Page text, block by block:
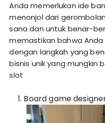
Anda memerlukan ide
menonjol dari
sana dan untuk benar-
memastikan bahwa
dengan langkah yang
bisnis unik yang mungkin
slot
Board game